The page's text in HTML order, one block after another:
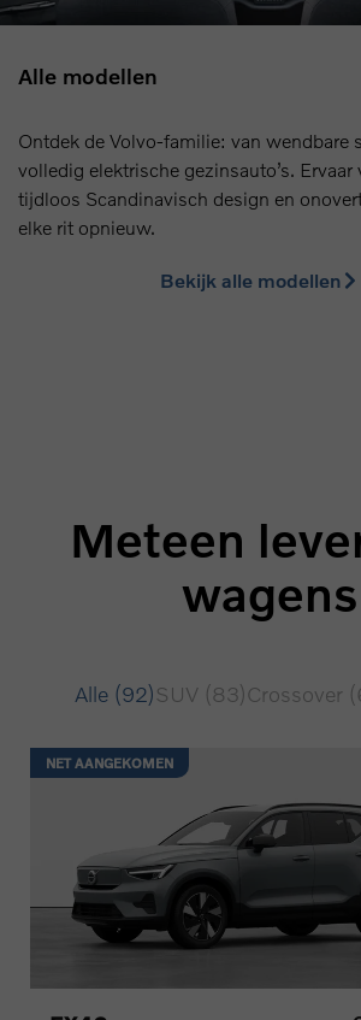
Alle modellen
Ontdek de Volvo-familie: van wendbare
volledig elektrische gezinsauto’s. Ervaar
tijdloos Scandinavisch design en
elke rit opnieuw.
Bekijk alle modellen
Meteen
wagens
Alle (92)SUV (83)Crossover
NET AANGEKOMEN